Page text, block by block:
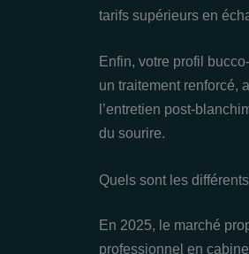
tarifs supérieurs en
Enfin, votre profil
un traitement renforcé,
l’entretien post-
du sourire.
Quels sont les
En 2025, le marché
professionnel en